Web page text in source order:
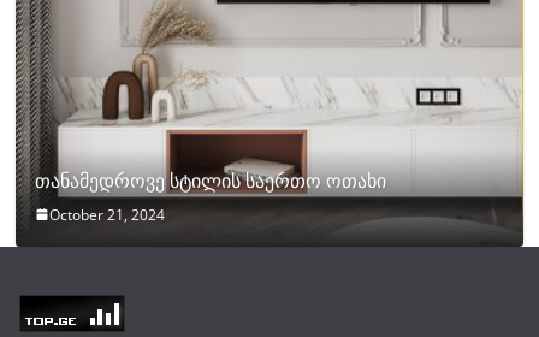
თანამედროვე სტილის საერთო ოთახი
October 21, 2024